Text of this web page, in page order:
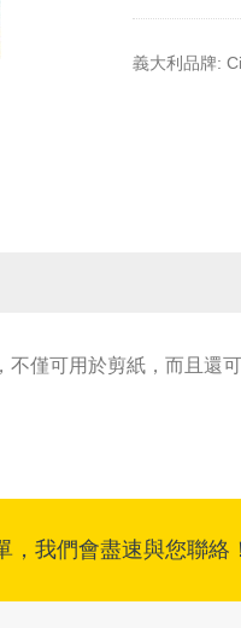
義大利品牌:
僅可用於剪紙，而且還
我們會盡速與您聯絡